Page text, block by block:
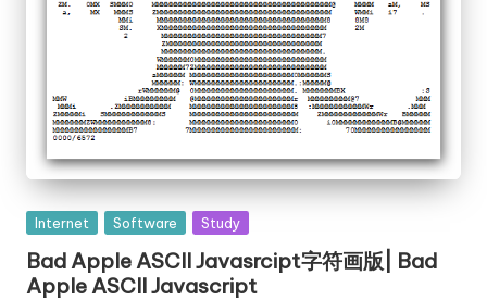
Posted
Internet Software Study
Bad Apple ASCII Javasrcipt字符画版| Bad
Apple ASCII Javascript